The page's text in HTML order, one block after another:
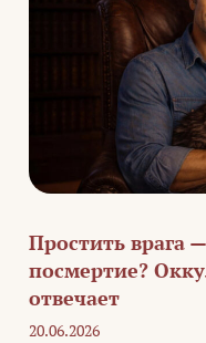
Простить врага
посмертие?
отвечает
20.06.2026